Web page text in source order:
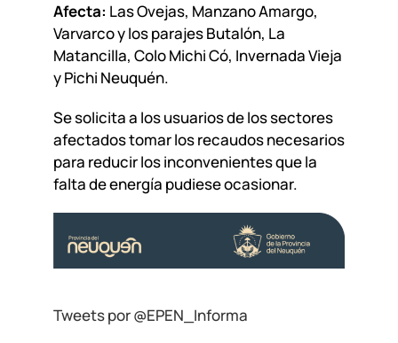
Afecta: Las Ovejas, Manzano Amargo,
Varvarco y los parajes Butalón, La
Matancilla, Colo Michi Có, Invernada Vieja
y Pichi Neuquén.
Se solicita a los usuarios de los sectores
afectados tomar los recaudos necesarios
para reducir los inconvenientes que la
falta de energía pudiese ocasionar.
Tweets por @EPEN_Informa